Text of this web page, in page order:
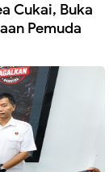
Cukai, Buka
Pemuda